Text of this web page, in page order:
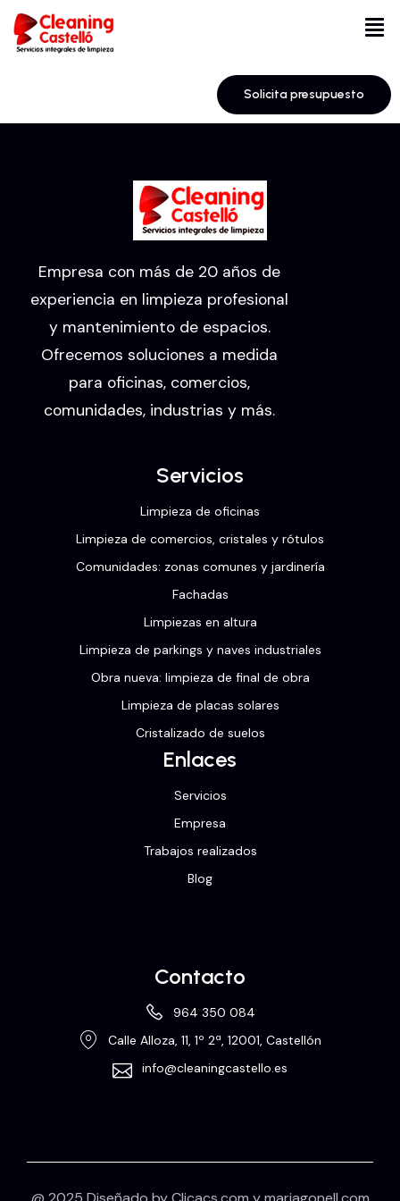
Solicita presupuesto
Empresa con más de 20 años de
experiencia en limpieza profesional
y mantenimiento de espacios.
Ofrecemos soluciones a medida
para oficinas, comercios,
comunidades, industrias y más.
Servicios
Limpieza de oficinas
Limpieza de comercios, cristales y rótulos
Comunidades: zonas comunes y jardinería
Fachadas
Limpiezas en altura
Limpieza de parkings y naves industriales
Obra nueva: limpieza de final de obra
Limpieza de placas solares
Cristalizado de suelos
Enlaces
Servicios
Empresa
Trabajos realizados
Blog
Contacto
964 350 084
Calle Alloza, 11, 1º 2ª, 12001, Castellón
info@cleaningcastello.es